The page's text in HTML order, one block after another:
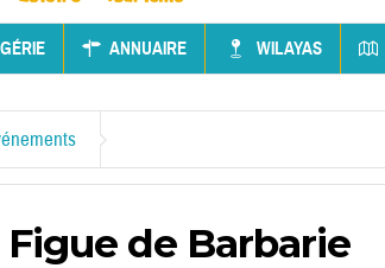
ANNUAIRE WILAYAS
Figue de Barbarie